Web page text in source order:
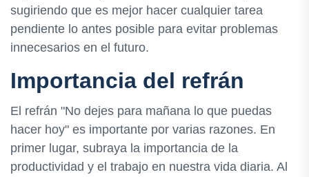
sugiriendo que es mejor hacer cualquier tarea
pendiente lo antes posible para evitar problemas
innecesarios en el futuro.
Importancia del refrán
El refrán "No dejes para mañana lo que puedas
hacer hoy" es importante por varias razones. En
primer lugar, subraya la importancia de la
productividad y el trabajo en nuestra vida diaria. Al